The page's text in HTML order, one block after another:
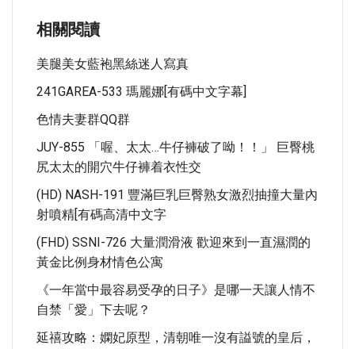
相關閱讀
美腿美女藍袍黑絲迷人寫真
241GAREA-533 瑪麗娜[有碼中文字幕]
色情夫妻群QQ群
JUY-855 「喔、太太…牛仔褲破了呦！！」 巨臀桃
尻太太的開穴牛仔褲着衣性交
(HD) NASH-191 豐滿巨乳巨臀熟女激烈抽撞大量內
射噴精[有碼高清中文字
(FHD) SSNI-726 大量潤滑液 歡迎來到一直濕潤的
黃金比例身材情色公寓
《一年當中最容易受孕的日子》是哪一天讓人情不
自禁「愛」下去呢？
延禧攻略：嫻妃原型，清朝唯一沒有謚號的皇后，